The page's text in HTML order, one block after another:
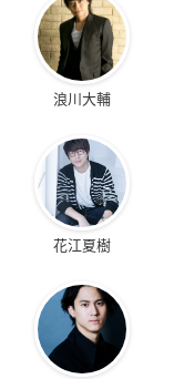
浪川大輔
花江夏樹